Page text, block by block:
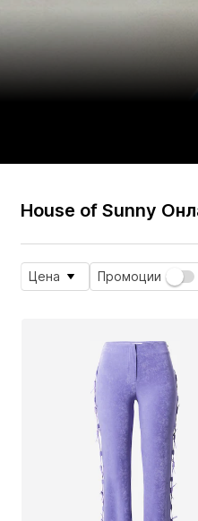
House of Sunny
Цена Промоции